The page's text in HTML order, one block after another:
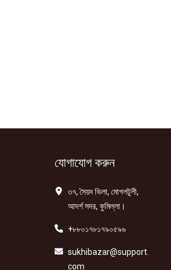
যোগাযোগ করুন
৩৭, সৈয়দ ভিলা, মোগলটুলী,
আদর্শ সদর, কুমিল্লা।
+৮৮০১৭৮১৭৯০৫৯৬
sukhibazar@support.
com